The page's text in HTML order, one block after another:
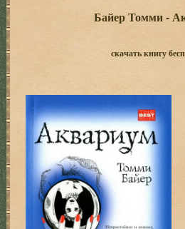
Байер Томми -
скачать книгу